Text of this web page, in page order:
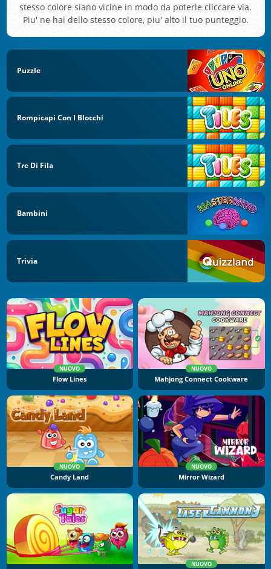
stesso colore siano vicine in modo da poterle cliccare via.
Piu' ne hai dello stesso colore, piu' alto il tuo punteggio.
Puzzle
Rompicapi Con I Blocchi
Tre Di Fila
Bambini
Trivia
NUOVO
Flow Lines
NUOVO
Mahjong Connect Cookware
NUOVO
Candy Land
NUOVO
Mirror Wizard
NUOVO